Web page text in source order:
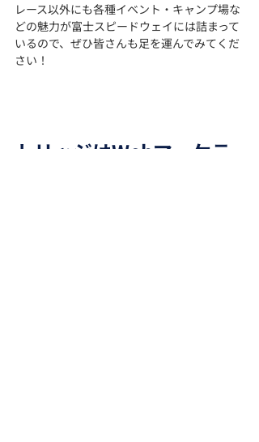
レース以外にも各種イベント・キャンプ場な
どの魅力が富士スピードウェイには詰まって
いるので、ぜひ皆さんも足を運んでみてくだ
さい！
トリッジはWebマーケテ